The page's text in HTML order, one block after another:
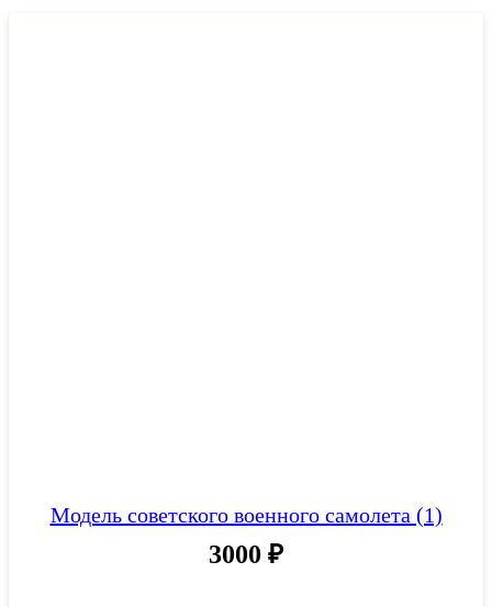
Модель советского военного самолета (1)
3000 ₽